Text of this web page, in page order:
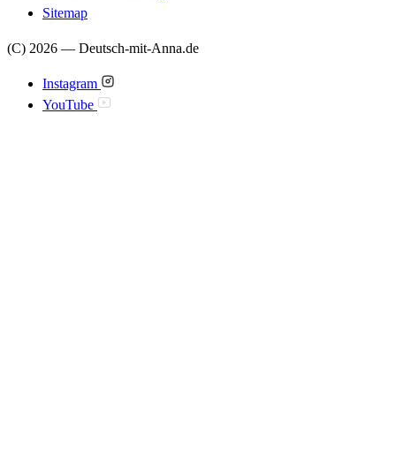
Sitemap
(C) 2026 — Deutsch-mit-Anna.de
Instagram
YouTube